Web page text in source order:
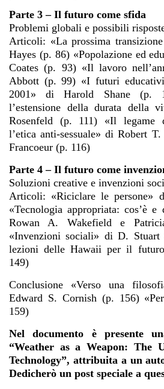
Parte 3 – Il futuro come sfida
Problemi globali e possibili
Articoli: «La prossima
Hayes (p. 86) «Popolazione ed
Coates (p. 93) «Il lavoro
Abbott (p. 99) «I futuri
2001» di Harold Shane (p.
l’estensione della durata della
Rosenfeld (p. 111) «Il legame
l’etica anti-sessuale» di Robert
Francoeur (p. 116)
Parte 4 – Il futuro come
Soluzioni creative e invenzioni
Articoli: «Riciclare le persone»
«Tecnologia appropriata: cos’è
Rowan A. Wakefield e
«Invenzioni sociali» di D.
lezioni delle Hawaii per il
149)
Conclusione «Verso una
Edward S. Cornish (p. 156)
159)
Nel documento è presente
“Weather as a Weapon: The
Technology”, attribuita a un
Dedicherò un post speciale a